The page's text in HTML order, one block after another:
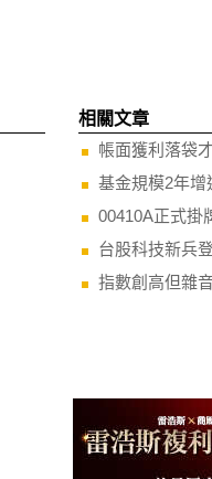
相關文章
帳面獲利落袋
基金規模2年增
00410A正式掛
台股科技新兵
指數創高但雜